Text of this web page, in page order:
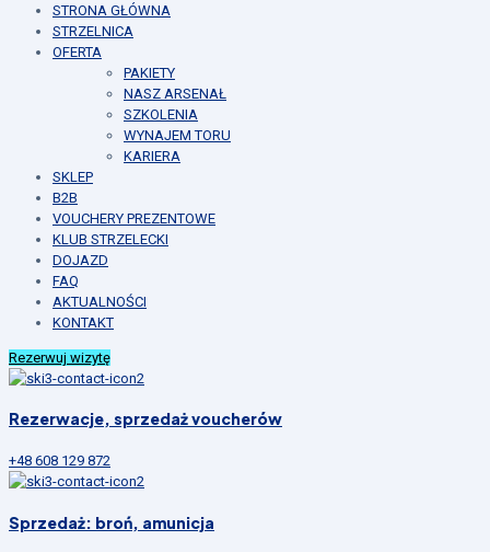
STRONA GŁÓWNA
STRZELNICA
OFERTA
PAKIETY
NASZ ARSENAŁ
SZKOLENIA
WYNAJEM TORU
KARIERA
SKLEP
B2B
VOUCHERY PREZENTOWE
KLUB STRZELECKI
DOJAZD
FAQ
AKTUALNOŚCI
KONTAKT
Rezerwuj wizytę
Rezerwacje, sprzedaż voucherów
+48 608 129 872
Sprzedaż: broń, amunicja